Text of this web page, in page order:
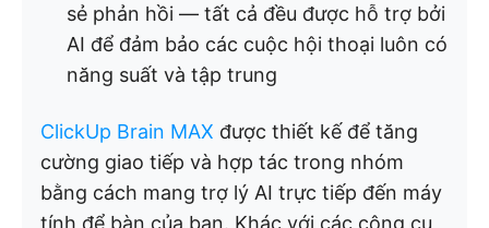
sẻ phản hồi — tất cả đều được hỗ trợ bởi
AI để đảm bảo các cuộc hội thoại luôn có
năng suất và tập trung
ClickUp Brain MAX được thiết kế để tăng
cường giao tiếp và hợp tác trong nhóm
bằng cách mang trợ lý AI trực tiếp đến máy
tính để bàn của bạn. Khác với các công cụ